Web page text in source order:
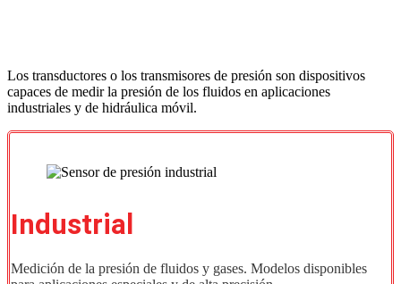
Los transductores o los transmisores de presión son dispositivos
capaces de medir la presión de los fluidos en aplicaciones
industriales y de hidráulica móvil.
Industrial
Medición de la presión de fluidos y gases. Modelos disponibles